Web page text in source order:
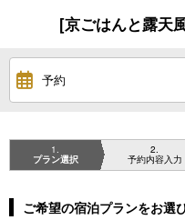
[京ごはんと露天
予約
1
プラン選択
2
予約内容入力
ご希望の宿泊プランをお選